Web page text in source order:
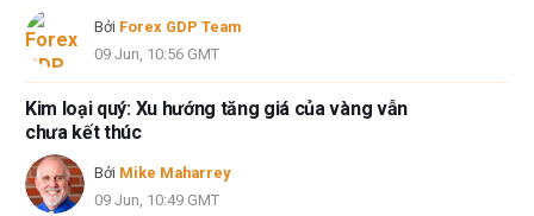
Bởi Forex GDP Team
09 Jun, 10:56 GMT
Kim loại quý: Xu hướng tăng giá của vàng vẫn
chưa kết thúc
Bởi Mike Maharrey
09 Jun, 10:49 GMT